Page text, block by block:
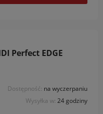
Perfect EDGE
Dostępność: na wyczerpaniu
Wysyłka w: 24 godziny